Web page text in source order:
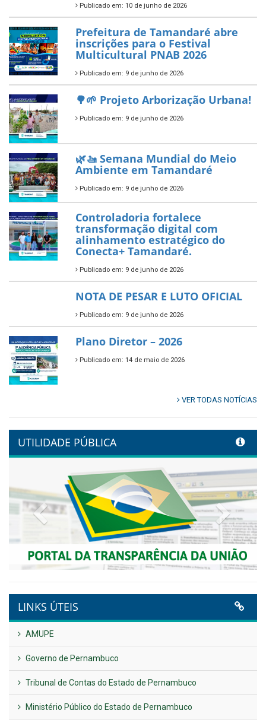
Publicado em: 10 de junho de 2026
Prefeitura de Tamandaré abre
inscrições para o Festival
Multicultural PNAB 2026
Publicado em: 9 de junho de 2026
🌳🌱 Projeto Arborização Urbana!
Publicado em: 9 de junho de 2026
🌿🚤 Semana Mundial do Meio
Ambiente em Tamandaré
Publicado em: 9 de junho de 2026
Controladoria fortalece
transformação digital com
alinhamento estratégico do
Conecta+ Tamandaré.
Publicado em: 9 de junho de 2026
NOTA DE PESAR E LUTO OFICIAL
Publicado em: 9 de junho de 2026
Plano Diretor – 2026
Publicado em: 14 de maio de 2026
VER TODAS NOTÍCIAS
UTILIDADE PÚBLICA
Previous Next
LINKS ÚTEIS
AMUPE
Governo de Pernambuco
Tribunal de Contas do Estado de Pernambuco
Ministério Público do Estado de Pernambuco